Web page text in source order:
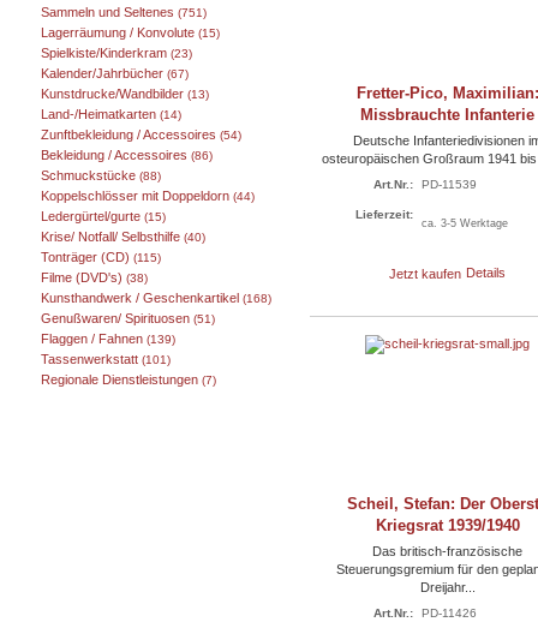
Sammeln und Seltenes (751)
Lagerräumung / Konvolute (15)
Spielkiste/Kinderkram (23)
Kalender/Jahrbücher (67)
Kunstdrucke/Wandbilder (13)
Land-/Heimatkarten (14)
Zunftbekleidung / Accessoires (54)
Bekleidung / Accessoires (86)
Schmuckstücke (88)
Koppelschlösser mit Doppeldorn (44)
Ledergürtel/gurte (15)
Krise/ Notfall/ Selbsthilfe (40)
Tonträger (CD) (115)
Filme (DVD's) (38)
Kunsthandwerk / Geschenkartikel (168)
Genußwaren/ Spirituosen (51)
Flaggen / Fahnen (139)
Tassenwerkstatt (101)
Regionale Dienstleistungen (7)
Fretter-Pico, Maximilian:
Missbrauchte Infanterie
Deutsche Infanteriedivisionen
osteuropäischen Großraum 1941
Art.Nr.: PD-11539
Lieferzeit:
ca. 3-5 Werktage
Jetzt kaufen Details
Scheil, Stefan: Der
Kriegsrat 1939/1940
Das britisch-französische
Steuerungsgremium für den
Dreijahr...
Art.Nr.: PD-11426